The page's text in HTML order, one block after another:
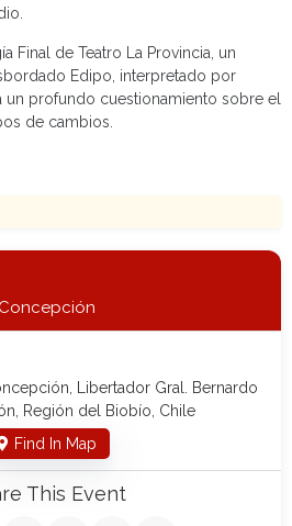
Final de Teatro La Provincia, un
Edipo, interpretado por
un profundo cuestionamiento sobre el
de cambios.
Libertador Gral. Bernardo
Región del Biobío, Chile
Find In Map
This Event